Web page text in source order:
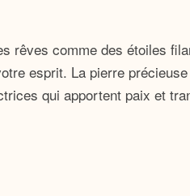
rêves comme des étoiles
esprit. La pierre
qui apportent paix et